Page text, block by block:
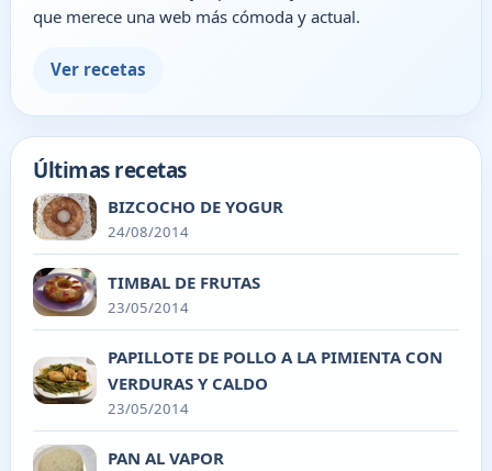
que merece una web más cómoda y actual.
Ver recetas
Últimas recetas
BIZCOCHO DE YOGUR
24/08/2014
TIMBAL DE FRUTAS
23/05/2014
PAPILLOTE DE POLLO A LA PIMIENTA CON
VERDURAS Y CALDO
23/05/2014
PAN AL VAPOR